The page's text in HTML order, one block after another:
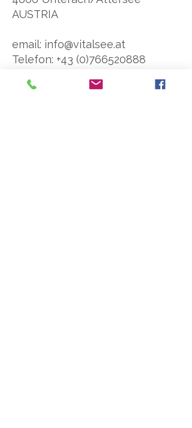
AUSTRIA
email: info@vitalsee.at
Telefon: +43 (0)766520888